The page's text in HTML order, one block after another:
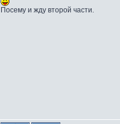
Посему и жду второй части.